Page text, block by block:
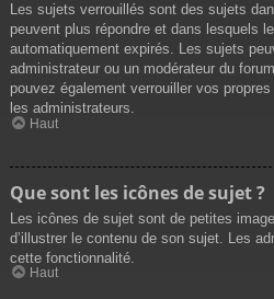
Les sujets verrouillés sont des sujets
peuvent plus répondre et dans lesquels
automatiquement expirés. Les sujets
administrateur ou un modérateur du
pouvez également verrouiller vos
les administrateurs.
Haut
Que sont les icônes de sujet ?
Les icônes de sujet sont de petites
d’illustrer le contenu de son sujet. Les
cette fonctionnalité.
Haut